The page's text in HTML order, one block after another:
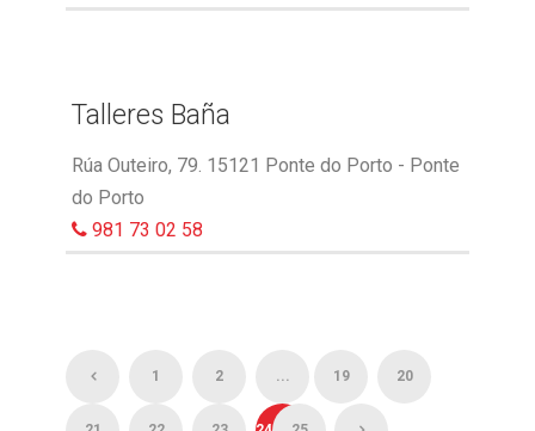
Talleres Baña
Rúa Outeiro, 79. 15121 Ponte do Porto - Ponte
do Porto
981 73 02 58
1 2 ... 19 20